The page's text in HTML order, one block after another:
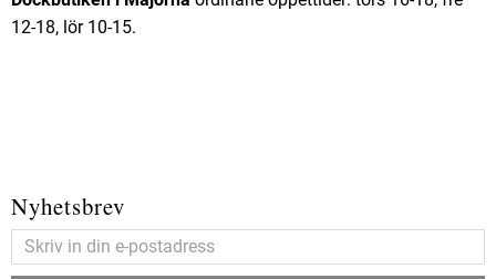
12-18, lör 10-15.
Nyhetsbrev